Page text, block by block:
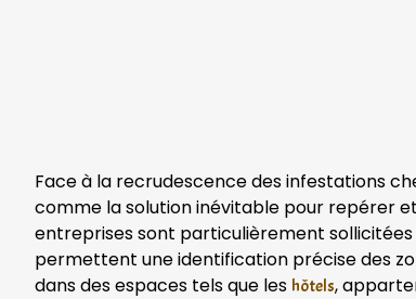
Face à la recrudescence des infestations
comme la solution inévitable pour repérer
entreprises sont particulièrement
permettent une identification précise des
dans des espaces tels que les hôtels,